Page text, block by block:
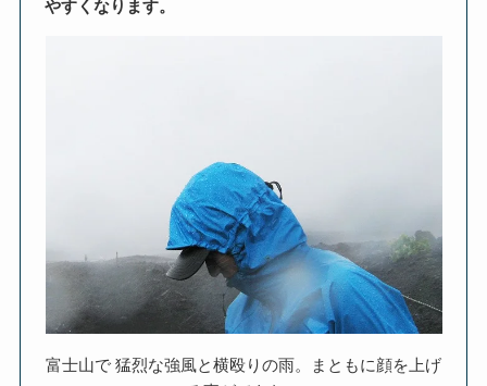
やすくなります。
富士山で 猛烈な強風と横殴りの雨。まともに顔を上げ